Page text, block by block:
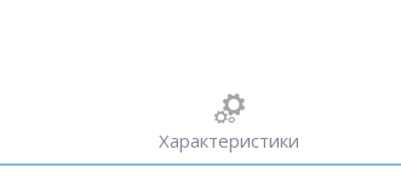
Характеристики